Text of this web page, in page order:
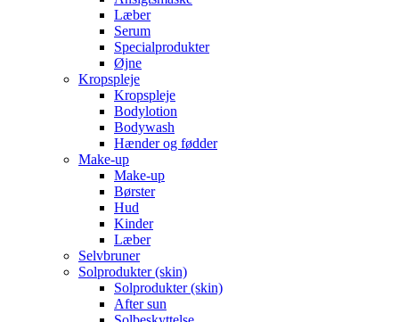
Læber
Serum
Specialprodukter
Øjne
Kropspleje
Kropspleje
Bodylotion
Bodywash
Hænder og fødder
Make-up
Make-up
Børster
Hud
Kinder
Læber
Selvbruner
Solprodukter (skin)
Solprodukter (skin)
After sun